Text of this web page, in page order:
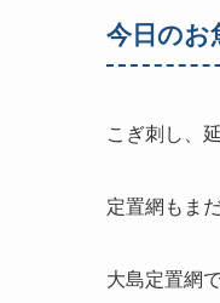
今日のお
こぎ刺し、
定置網もま
大島定置網